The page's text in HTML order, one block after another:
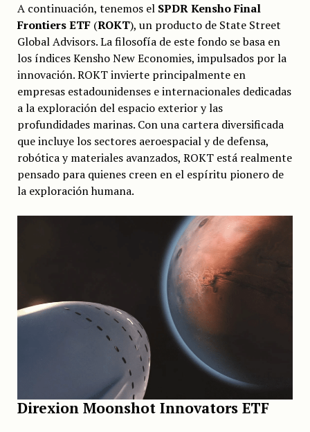
A continuación, tenemos el SPDR Kensho Final
Frontiers ETF(ROKT), un producto de State Street
Global Advisors. La filosofía de este fondo se basa en
los índices Kensho New Economies, impulsados por la
innovación. ROKT invierte principalmente en
empresas estadounidenses e internacionales dedicadas
a la exploración del espacio exterior y las
profundidades marinas. Con una cartera diversificada
que incluye los sectores aeroespacial y de defensa,
robótica y materiales avanzados, ROKT está realmente
pensado para quienes creen en el espíritu pionero de
la exploración humana.
Direxion Moonshot Innovators ETF